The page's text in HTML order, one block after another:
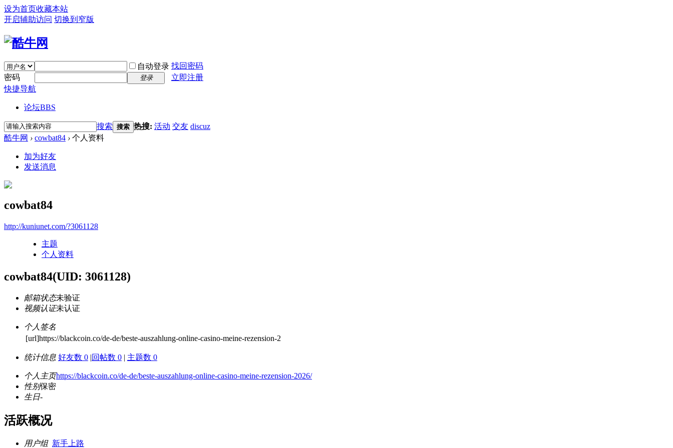
设为首页收藏本站
开启辅助访问 切换到窄版
自动登录 找回密码
密码
登录
立即注册
快捷导航
论坛BBS
搜索 搜索 热搜: 活动 交友 discuz
酷牛网 › cowbat84 › 个人资料
加为好友
发送消息
cowbat84
http://kuniunet.com/?3061128
主题
个人资料
cowbat84(UID: 3061128)
邮箱状态未验证
视频认证未认证
个人签名
[url]https://blackcoin.co/de-de/beste-auszahlung-online-casino-meine-rezension-2
统计信息 好友数 0 |回帖数 0 | 主题数 0
个人主页https://blackcoin.co/de-de/beste-auszahlung-online-casino-meine-rezension-2026/
性别保密
生日-
活跃概况
用户组 新手上路